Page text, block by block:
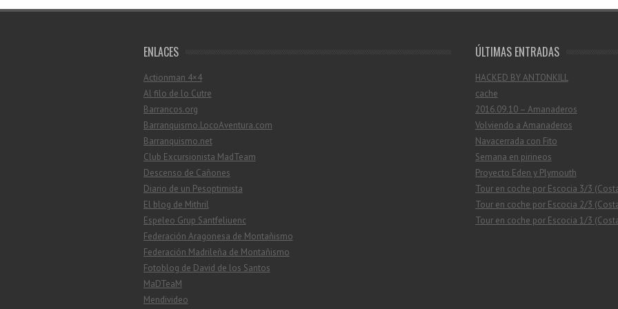
ENLACES
Actionman 4×4
Al filo de lo Cutre
Barrancos.org
Barranquismo.LocoAventura.com
Barranquismo.net
Club Excursionista MadTeam
Descenso de Cañones
Diario de un Pesoptimista
El blog de Mithril
Espeleo Grup Santfeliuenc
Federación Aragonesa de Montañismo
Federación Madrileña de Montañismo
Fotoblog de David de los Santos
MaDTeaM
Mendivideo
ÚLTIMAS ENTRADAS
HACKED BY ANTONKILL
cache
2016.09.10 – Amanaderos
Volviendo a Amanaderos
Navacerrada con Fito
Semana en pirineos
Proyecto Eden y Plymouth
Tour en coche por Escocia 3/3
Tour en coche por Escocia 2/3
Tour en coche por Escocia 1/3